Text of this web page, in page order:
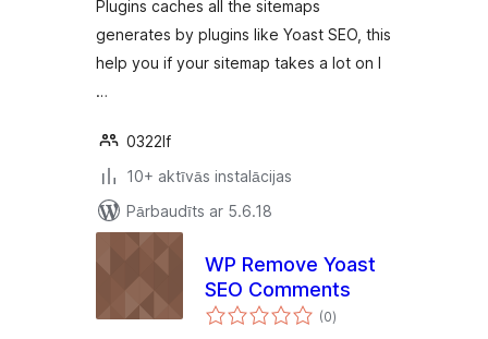
Plugins caches all the sitemaps
generates by plugins like Yoast SEO, this
help you if your sitemap takes a lot on l
…
0322lf
10+ aktīvās instalācijas
Pārbaudīts ar 5.6.18
WP Remove Yoast
SEO Comments
(0vērtējumu
kopsumma
)